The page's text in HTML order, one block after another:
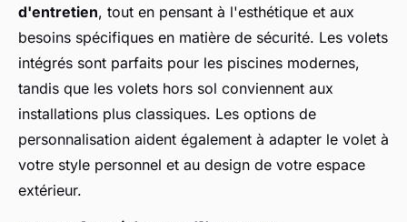
d'entretien, tout en pensant à l'esthétique et aux
besoins spécifiques en matière de sécurité. Les volets
intégrés sont parfaits pour les piscines modernes,
tandis que les volets hors sol conviennent aux
installations plus classiques. Les options de
personnalisation aident également à adapter le volet à
votre style personnel et au design de votre espace
extérieur.